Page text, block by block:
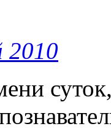
2010